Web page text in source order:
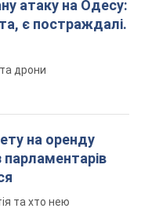
сусідні
загиблих,